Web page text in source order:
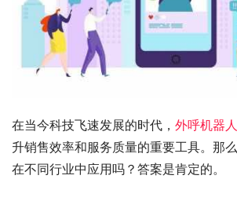
在当今科技飞速发展的时代， 外呼机器人
升销售效率和服务质量的重要工具。那么
在不同行业中应用吗？答案是肯定的。